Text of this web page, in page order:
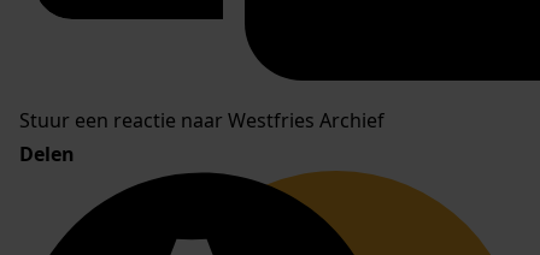
Stuur een reactie naar Westfries Archief
Delen